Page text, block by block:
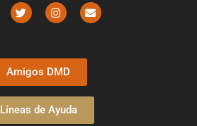
Amigos DMD
Líneas de Ayuda